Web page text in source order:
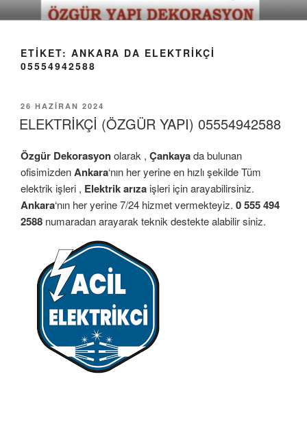
İçeriğe
geç
ETIKET: ANKARA DA ELEKTRIKÇI
05554942588
YAYIM
TARIHI
26 HAZIRAN 2024
ELEKTRİKÇİ (ÖZGÜR YAPI) 05554942588
Özgür Dekorasyonolarak , Çankayada bulunan
ofisimizdenAnkara‘nın her yerine en hızlı şekilde Tüm
elektrik işleri , Elektrik arıza işleri için arayabilirsiniz.
Ankara‘nın her yerine 7/24 hizmet vermekteyiz. 0 555 494
2588 numaradan arayarak teknik destekte alabilir siniz.